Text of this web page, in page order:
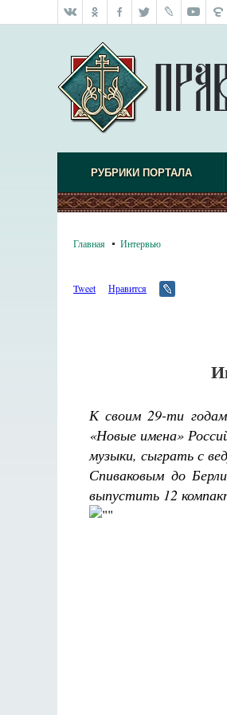
РУБРИКИ ПОРТАЛА
Главная Интервью
Tweet Нравится
К своим 29-ти
«Новые имена»
музыки, сыграть с
Спиваковым до
выпустить 12